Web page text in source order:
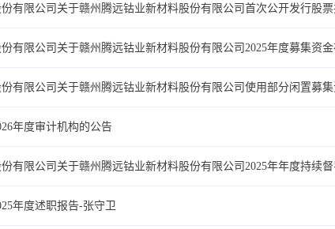
有限公司关于赣州腾远钴业新材料股份有限公司首次公开发行股
有限公司关于赣州腾远钴业新材料股份有限公司2025年度募集资
有限公司关于赣州腾远钴业新材料股份有限公司使用部分闲置募
年度审计机构的公告
有限公司关于赣州腾远钴业新材料股份有限公司2025年年度持续
年度述职报告-张守卫